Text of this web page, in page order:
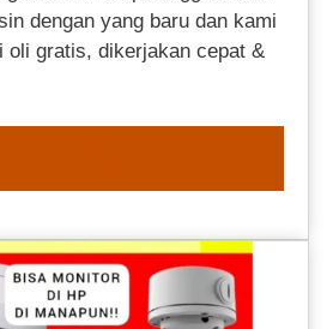
dengan yang baru dan kami
oli gratis, dikerjakan cepat &